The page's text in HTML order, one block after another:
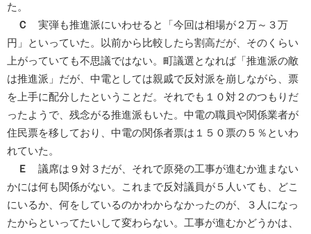
た。
Ｃ
実弾も推進派にいわせると「今回は相場が２万～３万
円」といっていた。以前から比較したら割高だが、そのくらい
上がっていても不思議ではない。町議選となれば「推進派の敵
は推進派」だが、中電としては親戚で反対派を崩しながら、票
を上手に配分したということだ。それでも１０対２のつもりだ
ったようで、残念がる推進派もいた。中電の職員や関係業者が
住民票を移しており、中電の関係者票は１５０票の５％といわ
れていた。
Ｅ
議席は９対３だが、それで原発の工事が進むか進まない
かには何も関係がない。これまで反対議員が５人いても、どこ
にいるか、何をしているのかわからなかったのが、３人になっ
たからといってたいして変わらない。工事が進むかどうかは、